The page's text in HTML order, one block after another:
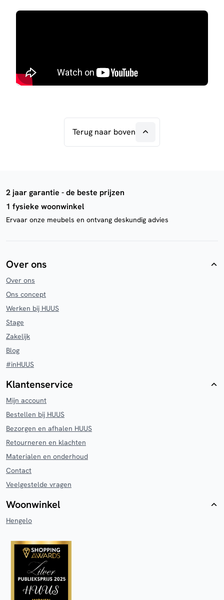
Terug naar boven
2 jaar garantie - de beste prijzen
1 fysieke woonwinkel
Ervaar onze meubels en ontvang deskundig advies
Over ons
Over ons
Ons concept
Werken bij HUUS
Stage
Zakelijk
Blog
#inHUUS
Klantenservice
Mijn account
Bestellen bij HUUS
Bezorgen en afhalen HUUS
Retourneren en klachten
Materialen en onderhoud
Contact
Veelgestelde vragen
Woonwinkel
Hengelo